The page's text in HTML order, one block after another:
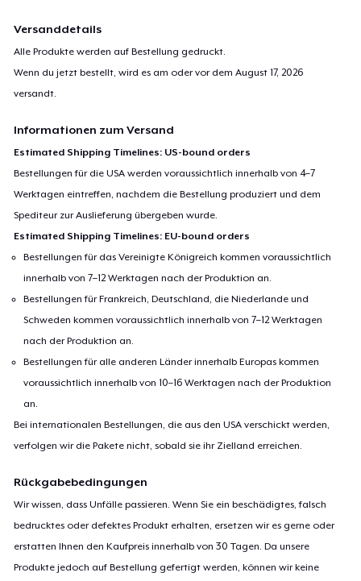
Versanddetails
Alle Produkte werden auf Bestellung gedruckt.
Wenn du jetzt bestellt, wird es am oder vor demAugust 17, 2026
versandt.
Informationen zum Versand
Estimated Shipping Timelines: US-bound orders
Bestellungen für die USA werden voraussichtlich innerhalb von 4–7
Werktagen eintreffen, nachdem die Bestellung produziert und dem
Spediteur zur Auslieferung übergeben wurde.
Estimated Shipping Timelines: EU-bound orders
Bestellungen für das Vereinigte Königreich kommen voraussichtlich
innerhalb von 7–12 Werktagen nach der Produktion an.
Bestellungen für Frankreich, Deutschland, die Niederlande und
Schweden kommen voraussichtlich innerhalb von 7–12 Werktagen
nach der Produktion an.
Bestellungen für alle anderen Länder innerhalb Europas kommen
voraussichtlich innerhalb von 10–16 Werktagen nach der Produktion
an.
Bei internationalen Bestellungen, die aus den USA verschickt werden,
verfolgen wir die Pakete nicht, sobald sie ihr Zielland erreichen.
Rückgabebedingungen
Wir wissen, dass Unfälle passieren. Wenn Sie ein beschädigtes, falsch
bedrucktes oder defektes Produkt erhalten, ersetzen wir es gerne oder
erstatten Ihnen den Kaufpreis innerhalb von 30 Tagen. Da unsere
Produkte jedoch auf Bestellung gefertigt werden, können wir keine